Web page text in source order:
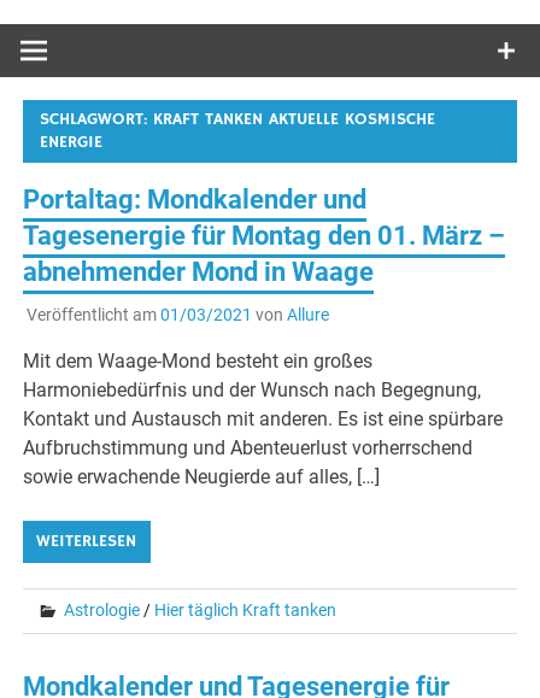
SCHLAGWORT: KRAFT TANKEN AKTUELLE KOSMISCHE
ENERGIE
Portaltag: Mondkalender und
Tagesenergie für Montag den 01. März –
abnehmender Mond in Waage
Veröffentlicht am01/03/2021 von Allure
Mit dem Waage-Mond besteht ein großes
Harmoniebedürfnis und der Wunsch nach Begegnung,
Kontakt und Austausch mit anderen. Es ist eine spürbare
Aufbruchstimmung und Abenteuerlust vorherrschend
sowie erwachende Neugierde auf alles, […]
WEITERLESEN
Astrologie/ Hier täglich Kraft tanken
Mondkalender und Tagesenergie für